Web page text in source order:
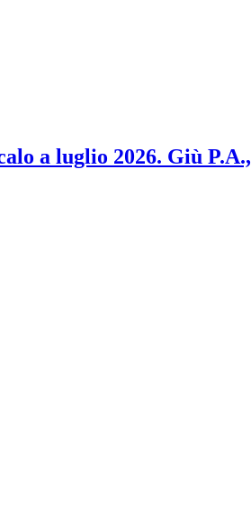
a luglio 2026. Giù